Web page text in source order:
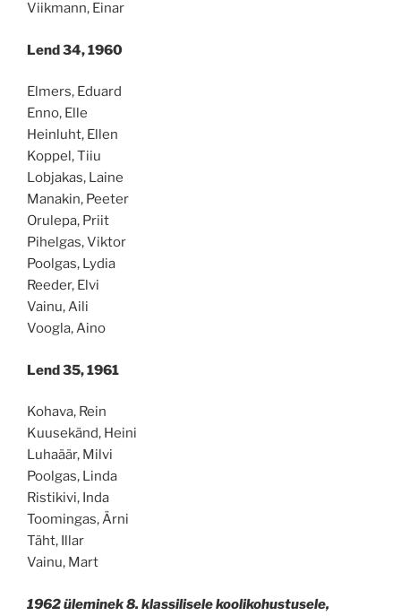
Viikmann, Einar
Lend 34, 1960
Elmers, Eduard
Enno, Elle
Heinluht, Ellen
Koppel, Tiiu
Lobjakas, Laine
Manakin, Peeter
Orulepa, Priit
Pihelgas, Viktor
Poolgas, Lydia
Reeder, Elvi
Vainu, Aili
Voogla, Aino
Lend 35, 1961
Kohava, Rein
Kuusekänd, Heini
Luhaäär, Milvi
Poolgas, Linda
Ristikivi, Inda
Toomingas, Ärni
Täht, Illar
Vainu, Mart
1962 üleminek 8. klassilisele koolikohustusele,